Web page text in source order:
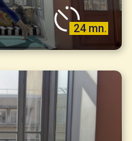
24 mn.